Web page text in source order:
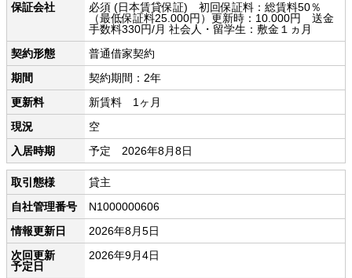
保証会社
必須 (日本賃貸保証) 初回保証料：総賃料50％
（最低保証料25.000円）更新時：10.000円 送金
手数料330円/月 社会人・留学生：敷金１ヵ月
契約形態
普通借家契約
期間
契約期間：2年
更新料
新賃料 1ヶ月
現況
空
入居時期
予定 2026年8月8日
取引態様
貸主
自社管理番号
N1000000606
情報更新日
2026年8月5日
次回更新
予定日
2026年9月4日